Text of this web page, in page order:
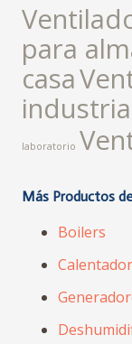
para
casa
laboratorio
Más Productos
Boilers